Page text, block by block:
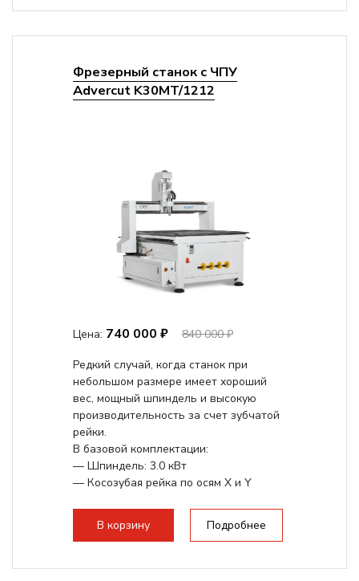
Фрезерный станок с ЧПУ
Advercut K30MT/1212
Цена: 740 000 ₽
840 000 ₽
Редкий случай, когда станок при
небольшом размере имеет хороший
вес, мощный шпиндель и высокую
производительность за счет зубчатой
рейки.
В базовой комплектации:
— Шпиндель: 3.0 кВт
— Косозубая рейка по осям X и Y
В корзину
Подробнее